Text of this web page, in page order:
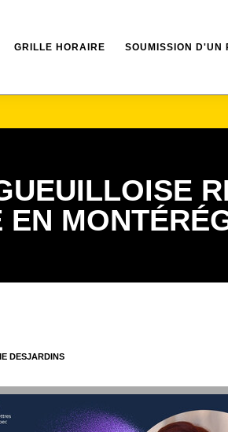
GRILLE HORAIRE SOUMISSION D'UN
DESJARDINS